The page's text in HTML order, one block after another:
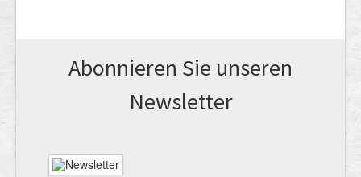
Abonnieren Sie unseren
News­letter